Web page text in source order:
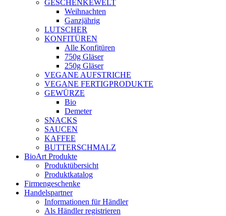
GESCHENKEWELT
Weihnachten
Ganzjährig
LUTSCHER
KONFITÜREN
Alle Konfitüren
750g Gläser
250g Gläser
VEGANE AUFSTRICHE
VEGANE FERTIGPRODUKTE
GEWÜRZE
Bio
Demeter
SNACKS
SAUCEN
KAFFEE
BUTTERSCHMALZ
BioArt Produkte
Produktübersicht
Produktkatalog
Firmengeschenke
Handelspartner
Informationen für Händler
Als Händler registrieren